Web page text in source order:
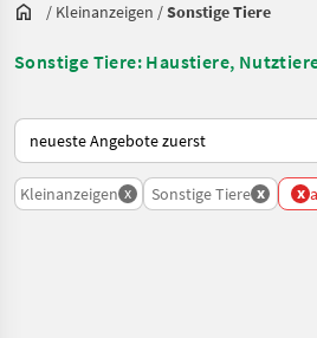
/ Kleinanzeigen /Sonstige Tiere
Sonstige Tiere: Haustiere,
So wird auf Landwirt.com sortiert
Kleinanzeigen x Sonstige Tiere x x